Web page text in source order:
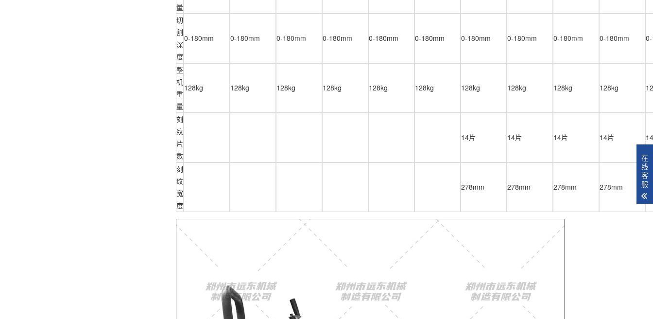
量
切
割
深
度
0-180mm 0-180mm 0-180mm 0-180mm 0-180mm 0-180mm 0-180mm 0-180mm 0-180mm 0-180mm
整
机
重
量
128kg 128kg 128kg 128kg 128kg 128kg 128kg 128kg 128kg 128kg
刻
纹
片
数
14片 14片 14片 14片
刻
纹
宽
度
278mm 278mm 278mm 278mm
在
线
客
服